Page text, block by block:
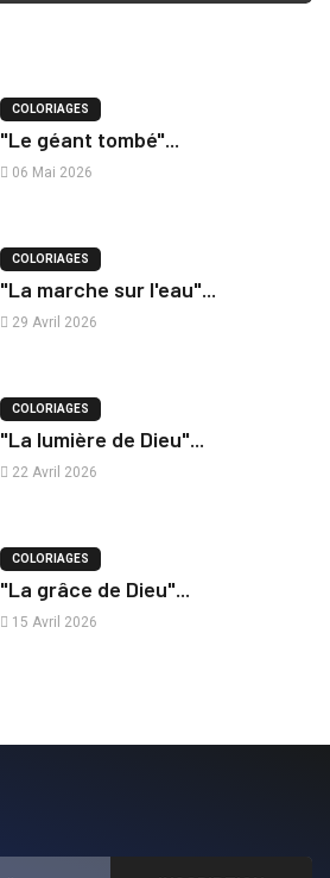
COLORIAGES
"Le géant tombé"...
06 Mai 2026
COLORIAGES
"La marche sur l'eau"...
29 Avril 2026
COLORIAGES
"La lumière de Dieu"...
22 Avril 2026
COLORIAGES
"La grâce de Dieu"...
15 Avril 2026